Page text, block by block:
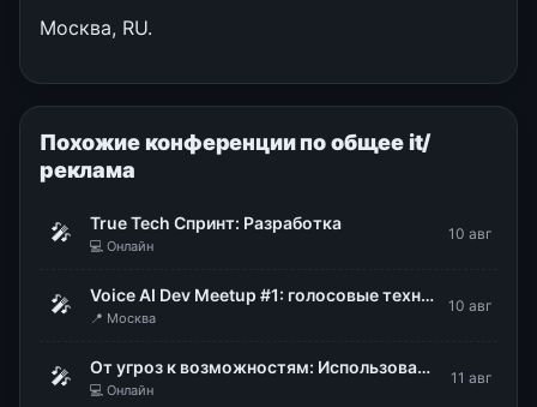
Москва, RU.
Похожие конференции по общее it/
реклама
🎤 True Tech Спринт: Разработка
💻 Онлайн
10 авг
🎤 Voice AI Dev Meetup #1: голосовые технологии в продакшене
📍 Москва
10 авг
🎤 От угроз к возможностям: Использование DLP для стратегического управления рисками
💻 Онлайн
11 авг